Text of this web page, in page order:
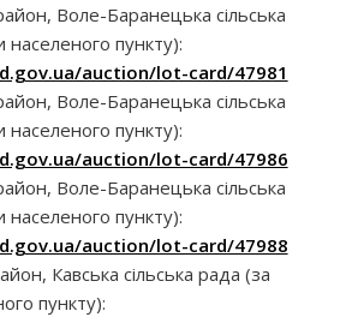
Воле-Баранецька сільська
пункту):
auction/lot-card/47981
Воле-Баранецька сільська
пункту):
auction/lot-card/47986
Воле-Баранецька сільська
пункту):
auction/lot-card/47988
Кавська сільська рада (за
пункту):